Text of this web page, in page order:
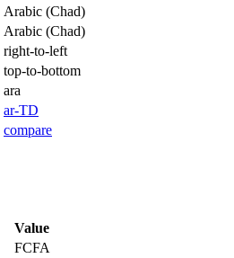
Arabic (Chad)
Arabic (Chad)
right-to-left
top-to-bottom
ara
ar-TD
compare
Value
FCFA